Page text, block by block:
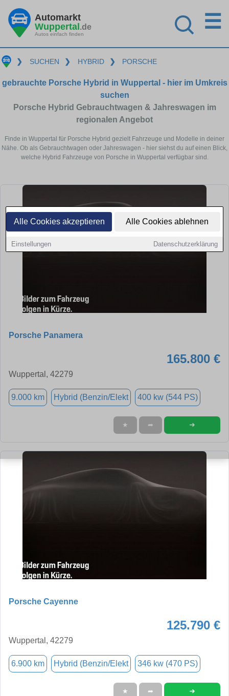
Alle Cookies akzeptieren Alle Cookies ablehnen
Einstellungen Datenschutzerklärung
Automarkt
Wuppertal.de
Autos einfach finden
☰
❯ SUCHEN ❯ HYBRID ❯ PORSCHE
gebrauchte Porsche Hybrid in Wuppertal - hier im Umkreis
suchen
Porsche Hybrid Gebrauchtwagen & Jahreswagen im
regionalen Angebot
Finde in Wuppertal für Porsche Hybrid gezielt Fahrzeuge und Modelle in deiner
Nähe. Ob als Gebrauchtwagen oder Jahreswagen - hier siehst du auf einen Blick,
welche Hybrid Fahrzeuge von Porsche in Wuppertal verfügbar sind.
Porsche Panamera
165.800 €
Wuppertal, 42279
9.000 km Hybrid (Benzin/Elekt 400 kw (544 PS)
★ ➦ ➜
Porsche Cayenne
125.790 €
Wuppertal, 42279
6.900 km Hybrid (Benzin/Elekt 346 kw (470 PS)
★ ➦ ➜